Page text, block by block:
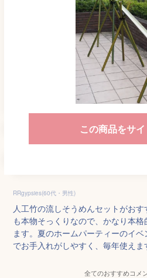
この商品をサ
RRgypsies(60代・男性)
人工竹の流しそうめんセットがお
も本物そっくりなので、かなり本
ます。夏のホームパーティーのイ
でお手入れがしやすく、毎年使えま
全てのおすすめコメ